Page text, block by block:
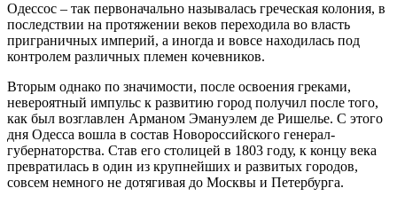
Одессос – так первоначально называлась греческая колония, в
последствии на протяжении веков переходила во власть
приграничных империй, а иногда и вовсе находилась под
контролем различных племен кочевников.
Вторым однако по значимости, после освоения греками,
невероятный импульс к развитию город получил после того,
как был возглавлен Арманом Эмануэлем де Ришелье. С этого
дня Одесса вошла в состав Новороссийского генерал-
губернаторства. Став его столицей в 1803 году, к концу века
превратилась в один из крупнейших и развитых городов,
совсем немного не дотягивая до Москвы и Петербурга.